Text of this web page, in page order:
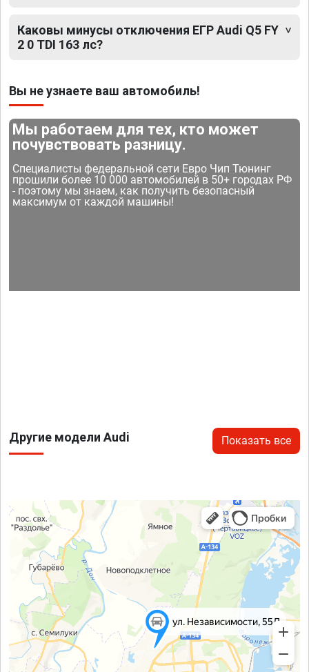
Каковы минусы отключения ЕГР Audi Q5 FY
2 0 TDI 163 лс?
Вы не узнаете ваш автомобиль!
Мы работаем для тех, кто может
почувствовать разницу.
Специалисты федеральной сети Евро Чип Тюнинг
прошили более 10 000 автомобилей в 50+ городах РФ
- поэтому мы знаем, как получить безопасный
максимум от каждой машины!
Другие модели Audi Показать все